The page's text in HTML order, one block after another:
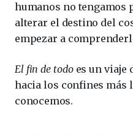
humanos no tengamos
alterar el destino del
empezar a
El fin de todoes un viaje
hacia los confines más
conocemos.